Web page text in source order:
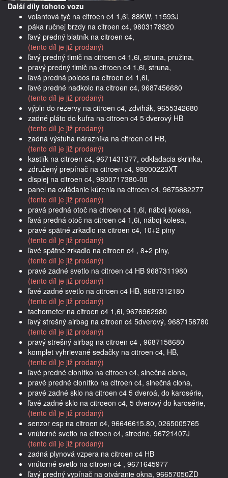
Další díly tohoto vozu
volantová tyč na citroen c4 1,6i, 88KW, 11593J
páka ručnej brzdy na citroen c4, 9803178320
ľavý predný blatník na citroen c4,
(tento díl je již prodaný)
ľavý predný tlmič na citroen c4 1,6i, struna, pružina,
pravý predný tlmič na citroen c4 1,6i, struna,
ľavá predná poloos na citroen c4 1,6i,
ľavé predné nadkolo na citroen c4, 9687456680
(tento díl je již prodaný)
výpln do rezervy na citroen c4, zdvihák, 9655342680
zadné pláto do kufra na citroen c4 5 dverový HB
(tento díl je již prodaný)
zadná výstuha nárazníka na citroen c4 HB,
(tento díl je již prodaný)
kastlík na citroen c4, 9671431377, odkladacia skrinka,
združený prepínač na citroen c4, 98000223XT
displej na citroen c4, 9800717380-00
panel na ovládanie kúrenia na citroen c4, 9675882277
(tento díl je již prodaný)
pravá predná otoč na citroen c4 1,6i, náboj kolesa,
ľavá predná otoč na citroen c4 1,6i, náboj kolesa,
pravé spätné zrkadlo na citroen c4, 10+2 piny
(tento díl je již prodaný)
ľavé spätné zrkadlo na citroen c4 , 8+2 piny,
(tento díl je již prodaný)
pravé zadné svetlo na citroen c4 HB 9687311980
(tento díl je již prodaný)
ľavé zadné svetlo na citroen c4 HB, 9687312180
(tento díl je již prodaný)
tachometer na citroen c4 1,6i, 9676962980
ľavý strešný airbag na citroen c4 5dverový, 9687158780
(tento díl je již prodaný)
pravý strešný airbag na citroen c4 , 9687158680
komplet vyhrievané sedačky na citroen c4, HB,
(tento díl je již prodaný)
ľavé predné clonítko na citroen c4, slnečná clona,
pravé predné clonítko na citroen c4, slnečná clona,
pravé zadné sklo na citroen c4 5 dveroá, do karosérie,
ľavé zadné sklo na citroeon c4, 5 dverový do karosérie,
(tento díl je již prodaný)
senzor esp na citroen c4, 96646615.80, 0265005765
vnútorné svetlo na citroen c4, stredné, 96721407J
(tento díl je již prodaný)
zadná plynová vzpera na citroen c4 HB
vnútorné svetlo na citroen c4 , 9671645977
ľavý predný vypínač na otváranie okna, 96657050ZD